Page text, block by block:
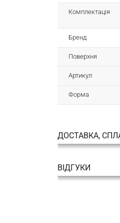
Комплектація
Бренд
Поверхня
Артикул
Форма
ДОСТАВКА,
ВІДГУКИ